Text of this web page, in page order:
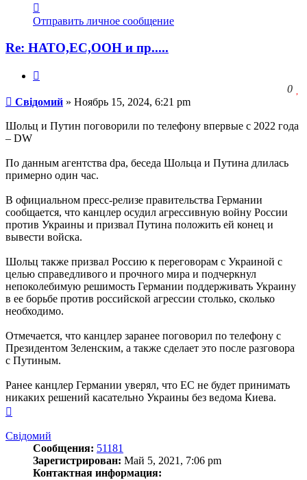
информация
пользователя
Свідомий
Отправить личное сообщение
Re: НАТО,ЕС,ООН и пр.....
0
Сообщение
Свідомий » Ноябрь 15, 2024, 6:21 pm
Шольц и Путин поговорили по телефону впервые с 2022 года
– DW
По данным агентства dpa, беседа Шольца и Путина длилась
примерно один час.
В официальном пресс-релизе правительства Германии
сообщается, что канцлер осудил агрессивную войну России
против Украины и призвал Путина положить ей конец и
вывести войска.
Шольц также призвал Россию к переговорам с Украиной с
целью справедливого и прочного мира и подчеркнул
непоколебимую решимость Германии поддерживать Украину
в ее борьбе против российской агрессии столько, сколько
необходимо.
Отмечается, что канцлер заранее поговорил по телефону с
Президентом Зеленским, а также сделает это после разговора
с Путиным.
Ранее канцлер Германии уверял, что ЕС не будет принимать
никаких решений касательно Украины без ведома Киева.
началу
Свідомий
Сообщения: 51181
Зарегистрирован: Май 5, 2021, 7:06 pm
Контактная информация: